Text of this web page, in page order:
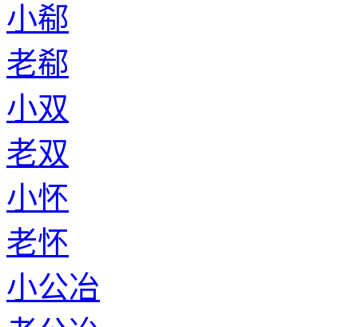
小郗
老郗
小双
老双
小怀
老怀
小公冶